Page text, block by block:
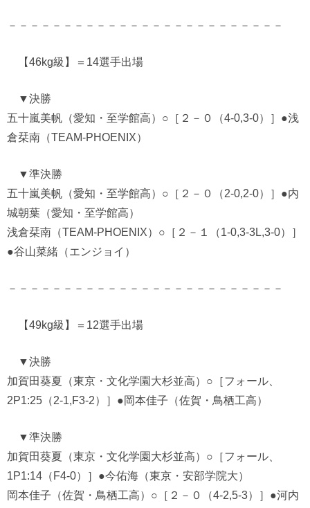
－－－－－－－－－－－－－－－－－－－－－－－－－
【46kg級】＝14選手出場
▼決勝
五十嵐美帆（愛知・至学館高）○［２－０（4-0,3-0）］●浅
倉栞南（TEAM-PHOENIX）
▼準決勝
五十嵐美帆（愛知・至学館高）○［２－０（2-0,2-0）］●内
城朝葉（愛知・至学館高）
浅倉栞南（TEAM-PHOENIX）○［２－１（1-0,3-3L,3-0）］
●谷山菜緒（エンジョイ）
－－－－－－－－－－－－－－－－－－－－－－－－－
【49kg級】＝12選手出場
▼決勝
加賀田葵夏（東京・文化学園大杉並高）○［フォール、
2P1:25（2-1,F3-2）］●岡本佳子（佐賀・鳥栖工高）
▼準決勝
加賀田葵夏（東京・文化学園大杉並高）○［フォール、
1P1:14（F4-0）］●今佑海（東京・安部学院大）
岡本佳子（佐賀・鳥栖工高）○［２－０（4-2,5-3）］●河内